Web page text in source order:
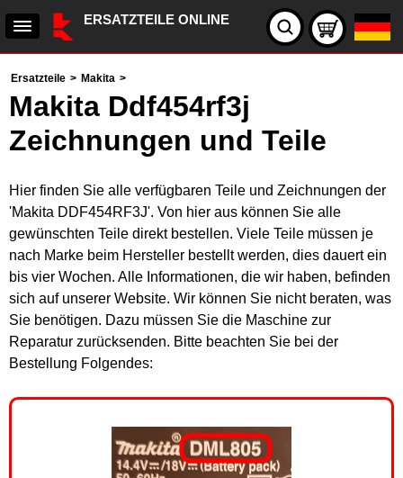
ERSATZTEILE ONLINE
Ersatzteile > Makita >
Makita Ddf454rf3j
Zeichnungen und Teile
Hier finden Sie alle verfügbaren Teile und Zeichnungen der
'Makita DDF454RF3J'. Von hier aus können Sie alle
gewünschten Teile direkt bestellen. Viele Teile müssen je
nach Marke beim Hersteller bestellt werden, dies dauert ein
bis vier Wochen. Alle Informationen, die wir haben, befinden
sich auf unserer Website. Wir können Sie nicht beraten, was
Sie benötigen. Dazu müssen Sie die Maschine zur
Reparatur zurücksenden. Bitte beachten Sie bei der
Bestellung Folgendes: